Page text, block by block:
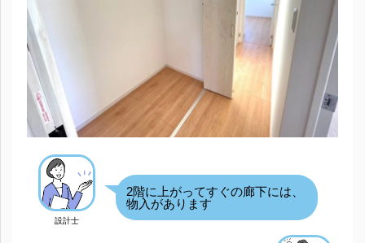
設計士
2階に上がってすぐの廊下には、
物入があります